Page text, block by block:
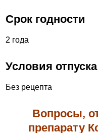
Срок годности
2 года
Условия
Без рецепта
Вопросы,
препарату